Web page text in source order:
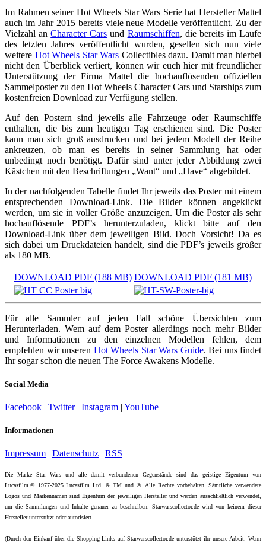
Im Rahmen seiner Hot Wheels Star Wars Serie hat Hersteller Mattel
auch im Jahr 2015 bereits viele neue Modelle veröffentlicht. Zu der
Vielzahl anCharacter Cars und Raumschiffen, die bereits im Laufe
des letzten Jahres veröffentlicht wurden, gesellen sich nun viele
weitere Hot Wheels Star Wars Collectibles dazu. Damit man hierbei
nicht den Überblick verliert, können wir euch hier mit freundlicher
Unterstützung der Firma Mattel die hochauflösenden offiziellen
Sammelposter zu den Hot Wheels Character Cars und Starships zum
kostenfreien Download zur Verfügung stellen.
Auf den Postern sind jeweils alle Fahrzeuge oder Raumschiffe
enthalten, die bis zum heutigen Tag erschienen sind. Die Poster
kann man sich groß ausdrucken und bei jedem Modell der Reihe
ankreuzen, ob man es bereits in seiner Sammlung hat oder
unbedingt noch benötigt. Dafür sind unter jeder Abbildung zwei
Kästchen mit den Beschriftungen „Want“ und „Have“ abgebildet.
In der nachfolgenden Tabelle findet Ihr jeweils das Poster mit einem
entsprechenden Download-Link. Die Bilder können angeklickt
werden, um sie in voller Größe anzuzeigen. Um die Poster als sehr
hochauflösende PDF’s herunterzuladen, klickt bitte auf den
Download-Link über dem jeweiligen Bild. Doch Vorsicht! Da es
sich dabei um Druckdateien handelt, sind die PDF’s jeweils größer
als 180 MB.
DOWNLOAD PDF (188 MB) DOWNLOAD PDF (181 MB)
Für alle Sammler auf jeden Fall schöne Übersichten zum
Herunterladen. Wem auf dem Poster allerdings noch mehr Bilder
und Informationen zu den einzelnen Modellen fehlen, dem
empfehlen wir unseren Hot Wheels Star Wars Guide. Bei uns findet
Ihr sogar schon die neuen The Force Awakens Modelle.
Social Media
Facebook | Twitter| Instagram | YouTube
Informationen
Impressum | Datenschutz | RSS
Die Marke Star Wars und alle damit verbundenen Gegenstände sind das geistige Eigentum von
Lucasfilm.© 1977-2025 Lucasfilm Ltd. & TM und ®. Alle Rechte vorbehalten. Sämtliche verwendete
Logos und Markennamen sind Eigentum der jeweiligen Hersteller und werden ausschließlich verwendet,
um die Sammlungen und Inhalte genauer zu beschreiben. Starwarscollector.de wird von keinem dieser
Hersteller unterstützt oder autorisiert.
(Durch den Einkauf über die Shopping-Links auf Starwarscollector.de unterstützt ihr unsere Arbeit. Wenn